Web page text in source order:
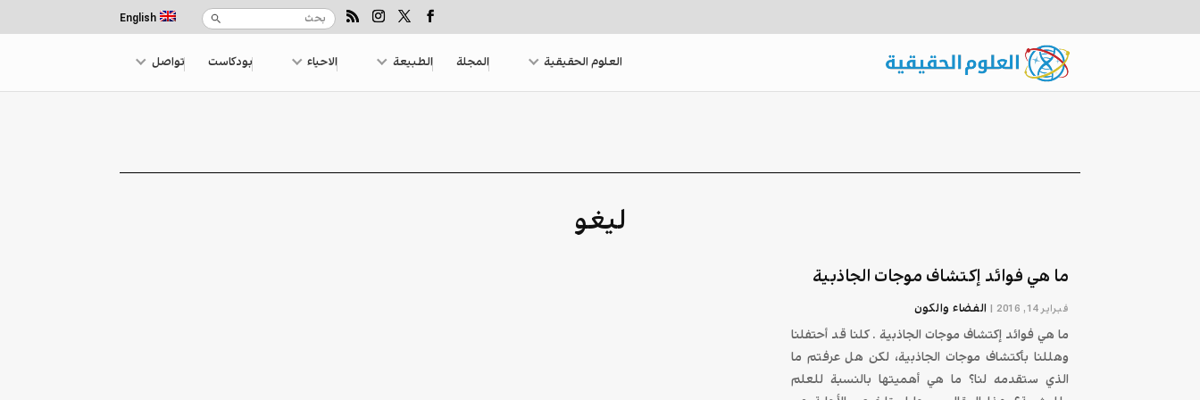
English
العلوم الحقيقية المجلة الطبيعة الاحياء بودكاست تواصل
ليغو
ما هي فوائد إكتشاف موجات الجاذبية
فبراير 14, 2016 | الفضاء والكون
ما هي فوائد إكتشاف موجات الجاذبية . كلنا قد أحتفلنا
وهللنا بأكتشاف موجات الجاذبية، لكن هل عرفتم ما
الذي ستقدمه لنا؟ ما هي أهميتها بالنسبة للعلم